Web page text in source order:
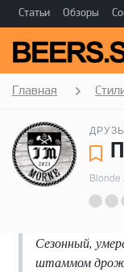
Статьи Обзоры
Главная
Blonde
Сезонный,
штаммом